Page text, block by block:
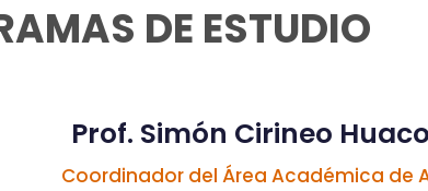
DE ESTUDIO
Prof. Simón Cirineo
Coordinador del Área Académica de